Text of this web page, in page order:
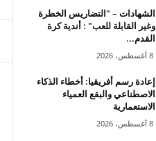
الشهادات – "التضاريس الخطرة
وغير القابلة للعب" : أندية كرة
القدم...
8 أغسطس، 2026
إعادة رسم أفريقيا: أخطاء الذكاء
الاصطناعي والبقع العمياء
الاستعمارية
8 أغسطس، 2026